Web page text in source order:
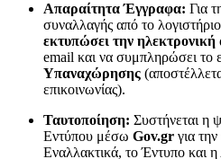
Απαραίτητα Έγγραφα: Για
συναλλαγής από το
εκτυπώσει την ηλεκτρονική
email και να συμπληρώσει το
Υπαναχώρησης
επικοινωνίας).
Ταυτοποίηση: Συστήνεται η
Εντύπου μέσω Gov.gr για
Εναλλακτικά, το Έντυπο και